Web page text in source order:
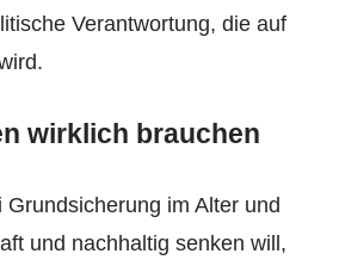
Verantwortung, die auf
wirklich brauchen
im Alter und
und nachhaltig senken will,